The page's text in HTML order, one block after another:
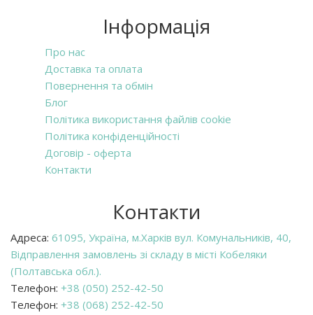
Інформація
Про нас
Доставка та оплата
Повернення та обмін
Блог
Політика використання файлів cookie
Політика конфіденційності
Договір - оферта
Контакти
Контакти
Адреса: 61095, Україна, м.Харків вул. Комунальників, 40,
Відправлення замовлень зі складу в місті Кобеляки
(Полтавська обл.).
Телефон: +38 (050) 252-42-50
Телефон: +38 (068) 252-42-50